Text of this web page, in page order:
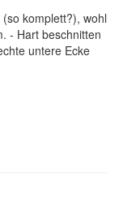
komplett?), wohl
- Hart beschnitten
untere Ecke